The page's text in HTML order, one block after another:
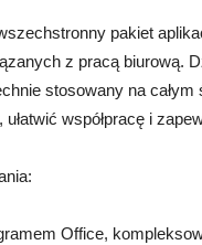
pakiet
z pracą biurową.
stosowany na
współpracę i
Office,